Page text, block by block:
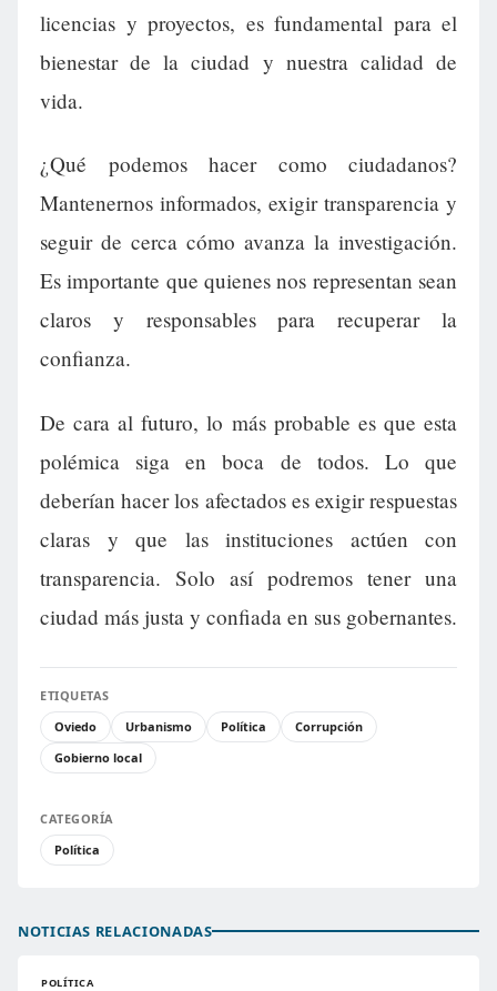
licencias y proyectos, es fundamental para el
bienestar de la ciudad y nuestra calidad de
vida.
¿Qué podemos hacer como ciudadanos?
Mantenernos informados, exigir transparencia y
seguir de cerca cómo avanza la investigación.
Es importante que quienes nos representan sean
claros y responsables para recuperar la
confianza.
De cara al futuro, lo más probable es que esta
polémica siga en boca de todos. Lo que
deberían hacer los afectados es exigir respuestas
claras y que las instituciones actúen con
transparencia. Solo así podremos tener una
ciudad más justa y confiada en sus gobernantes.
ETIQUETAS
Oviedo
Urbanismo Política
Corrupción
Gobierno local
CATEGORÍA
Política
NOTICIAS RELACIONADAS
POLÍTICA